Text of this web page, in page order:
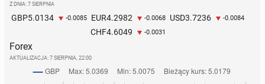
Z DNIA: 7 SIERPNIA
GBP5.0134 -0.0085 EUR4.2982 -0.0068 USD3.7236 -0.0084
CHF4.6049 -0.0031
Forex
AKTUALIZACJA: 7 SIERPNIA, 22:00